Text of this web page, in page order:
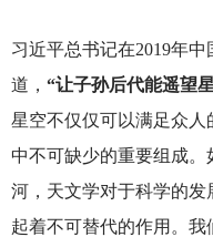
习近平总书记在2019年
道， “让子孙后代能遥望
星空不仅仅可以满足众
中不可缺少的重要组成
河，天文学对于科学的
起着不可替代的作用。我